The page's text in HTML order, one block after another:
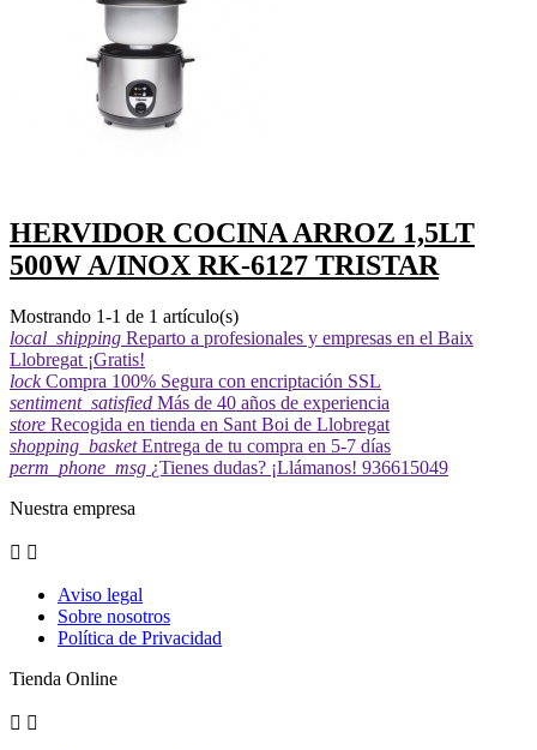
HERVIDOR COCINA ARROZ 1,5LT
500W A/INOX RK-6127 TRISTAR
Mostrando 1-1 de 1 artículo(s)
local_shipping Reparto a profesionales y empresas en el Baix
Llobregat ¡Gratis!
lock Compra 100% Segura con encriptación SSL
sentiment_satisfied Más de 40 años de experiencia
store Recogida en tienda en Sant Boi de Llobregat
shopping_basket Entrega de tu compra en 5-7 días
perm_phone_msg ¿Tienes dudas? ¡Llámanos! 936615049
Nuestra empresa
 
Aviso legal
Sobre nosotros
Política de Privacidad
Tienda Online
 